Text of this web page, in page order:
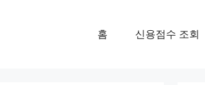
홈 신용점수 조회